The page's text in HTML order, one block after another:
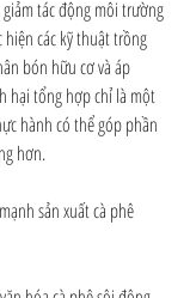
tác động môi trường
hiện các kỹ thuật trồng
bón hữu cơ và áp
hại tổng hợp chỉ là một
hành có thể góp phần
hơn.
sản xuất cà phê